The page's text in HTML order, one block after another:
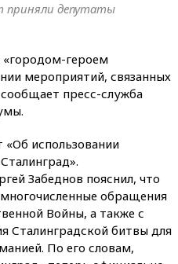
депутаты
«городом-героем
мероприятий, связанных
пресс-служба
использовании
Забеднов пояснил, что
обращения
Войны, а также с
Сталинградской битвы для
По его словам,